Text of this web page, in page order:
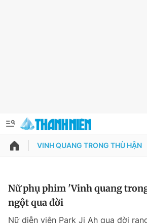
QUẢNG CÁO
Thông tin tài khoản
Đổi mật khẩu
VINH QUANG TRONG THÙ HẬN
Nữ phụ phim 'Vinh quang
ngột qua đời
Nữ diễn viên Park Ji Ah qua đời